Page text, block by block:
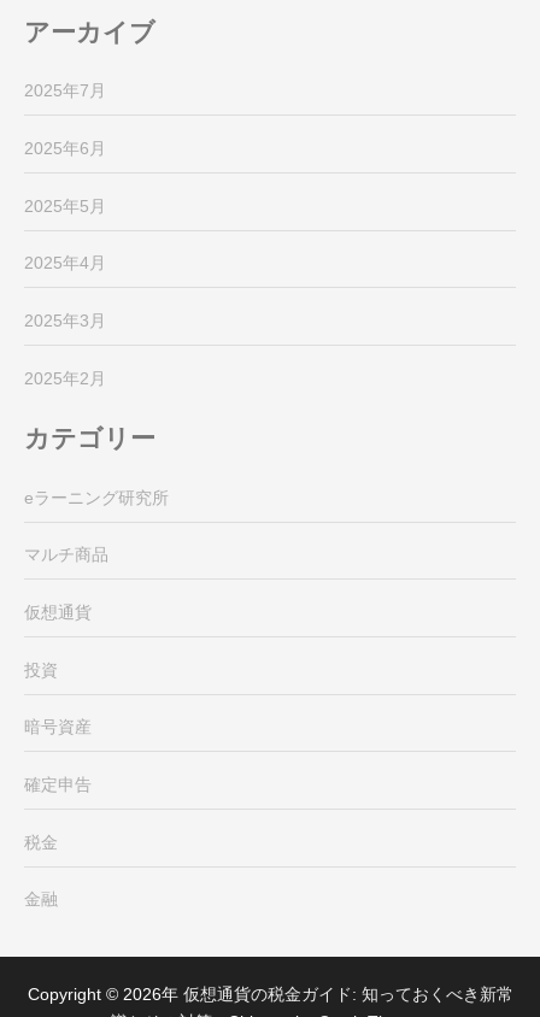
アーカイブ
2025年7月
2025年6月
2025年5月
2025年4月
2025年3月
2025年2月
カテゴリー
eラーニング研究所
マルチ商品
仮想通貨
投資
暗号資産
確定申告
税金
金融
Copyright © 2026年 仮想通貨の税金ガイド: 知っておくべき新常